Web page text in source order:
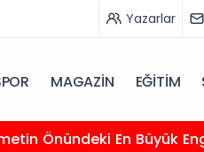
Yazarlar
MAGAZİN EĞİTİM